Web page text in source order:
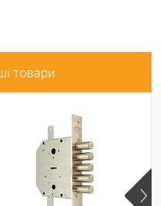
товари